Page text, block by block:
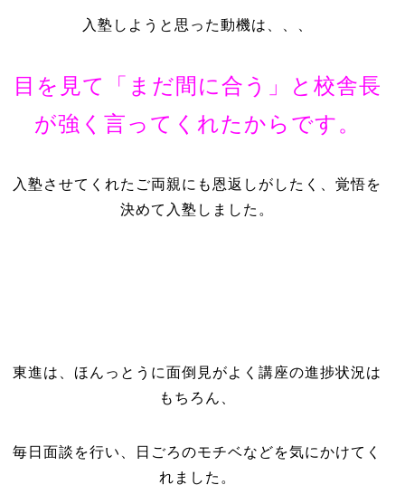
入塾しようと思った動機は、、、
目を見て「まだ間に合う」と校舎長
が強く言ってくれたからです。
入塾させてくれたご両親にも恩返しがしたく、覚悟を
決めて入塾しました。
東進は、ほんっとうに面倒見がよく講座の進捗状況は
もちろん、
毎日面談を行い、日ごろのモチベなどを気にかけてく
れました。